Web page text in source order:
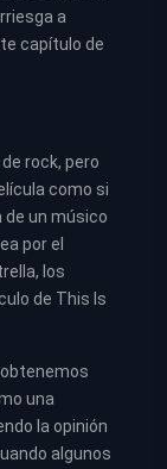
a
capítulo de
rock, pero
como si
de un músico
por el
los
de This Is
una
la opinión
algunos